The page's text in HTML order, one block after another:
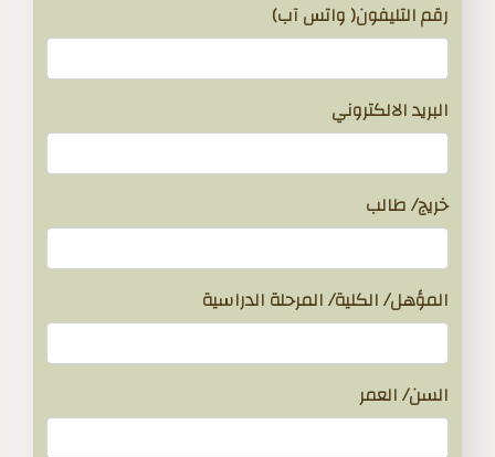
رقم التليفون( واتس آب)
البريد الالكتروني
خريج/ طالب
المؤهل/ الكلية/ المرحلة الدراسية
السن/ العمر